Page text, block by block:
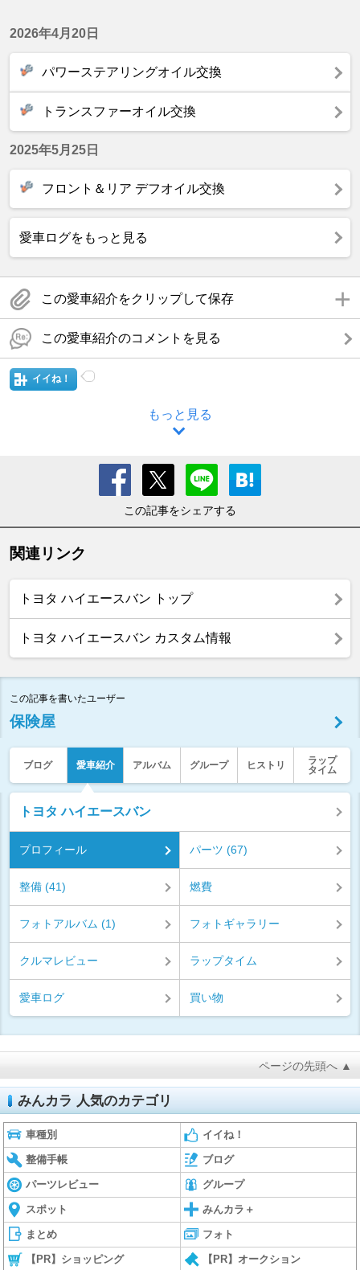
2026年4月20日
パワーステアリングオイル交換
トランスファーオイル交換
2025年5月25日
フロント＆リア デフオイル交換
愛車ログをもっと見る
この愛車紹介をクリップして保存
この愛車紹介のコメントを見る
イイね！
もっと見る
この記事をシェアする
関連リンク
トヨタ ハイエースバン トップ
トヨタ ハイエースバン カスタム情報
この記事を書いたユーザー
保険屋
ブログ 愛車紹介 アルバム グループ ヒストリ
ラップ
タイム
トヨタ ハイエースバン
プロフィール パーツ (67)
整備 (41) 燃費
フォトアルバム (1) フォトギャラリー
クルマレビュー ラップタイム
愛車ログ 買い物
ページの先頭へ ▲
みんカラ 人気のカテゴリ
車種別 イイね！
整備手帳 ブログ
パーツレビュー グループ
スポット みんカラ＋
まとめ フォト
【PR】ショッピング 【PR】オークション